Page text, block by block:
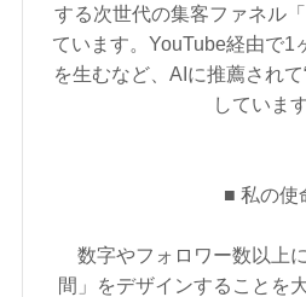
する次世代の集客ファネル
ています。YouTube経由で1
を生むなど、AIに推薦され
しています
■ 私の使
数字やフォロワー数以上
間」をデザインすることを